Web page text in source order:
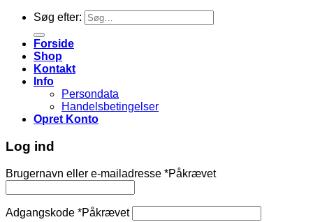
Søg efter:
Forside
Shop
Kontakt
Info
Persondata
Handelsbetingelser
Opret Konto
Log ind
Brugernavn eller e-mailadresse *Påkrævet
Adgangskode *Påkrævet